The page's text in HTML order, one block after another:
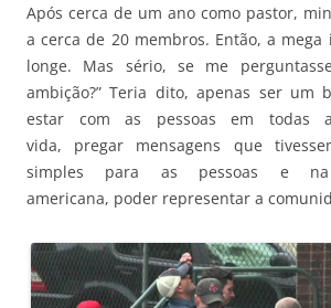
Após cerca de um ano como pastor,
a cerca de 20 membros. Então, a mega
longe. Mas sério, se me
ambição?” Teria dito, apenas ser um
estar com as pessoas em todas
vida, pregar mensagens que
simples para as pessoas e
americana, poder representar a